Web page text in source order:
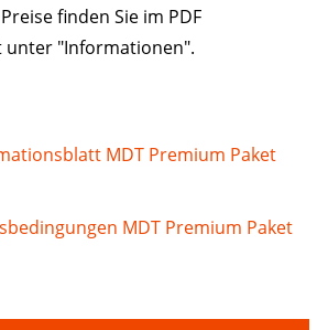
finden Sie im PDF
unter "Informationen".
MDT Premium Paket
MDT Premium Paket